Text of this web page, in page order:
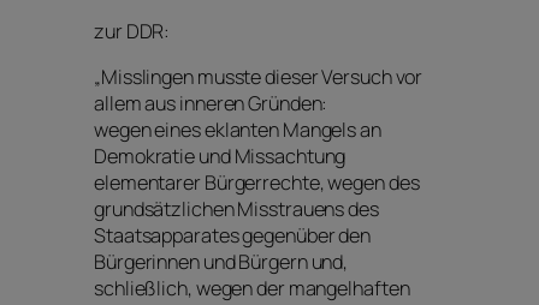
zur DDR:
„Misslingen musste dieser Versuch vor
allem aus inneren Gründen:
wegen eines eklanten Mangels an
Demokratie und Missachtung
elementarer Bürgerrechte, wegen des
grundsätzlichen Misstrauens des
Staatsapparates gegenüber den
Bürgerinnen und Bürgern und,
schließlich, wegen der mangelhaften